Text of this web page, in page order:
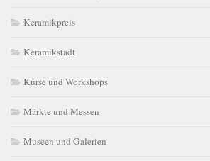
Keramikpreis
Keramikstadt
Kurse und Workshops
Märkte und Messen
Museen und Galerien